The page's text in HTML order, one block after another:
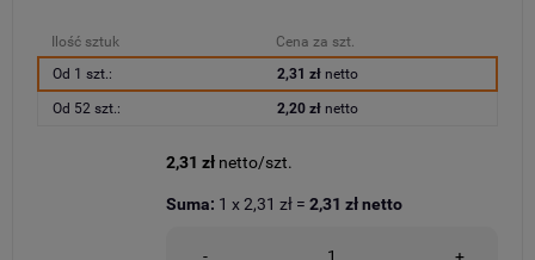
Ilość sztuk
Cena za szt.
Od 1 szt.:
2,31 złnetto
Od 52 szt.: 2,20 złnetto
2,31 zł netto/szt.
- +
Suma: 1 x2,31 zł = 2,31 złnetto